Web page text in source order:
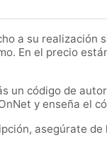
a su realización
En el precio
un código de
y enseña el
asegúrate